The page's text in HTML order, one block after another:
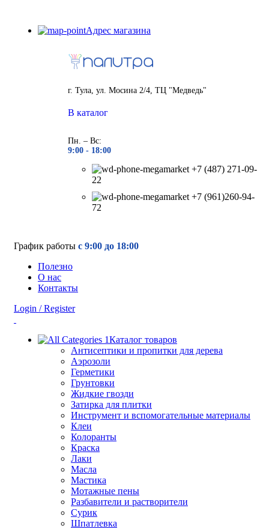
Адрес магазина
г. Тула, ул. Мосина 2/4, ТЦ "Медведь"
В каталог
Пн. – Вс:
9:00 - 18:00
+7 (487) 271-09-
22
+7 (961)260-94-
72
График работы с 9:00 до 18:00
Полезно
О нас
Контакты
Login / Register
Каталог товаров
Антисептики и пропитки для дерева
Аэрозоли
Герметики
Грунтовки
Жидкие гвозди
Затирка для плитки
Инструмент и вспомогательные материалы
Клеи
Колоранты
Краска
Лаки
Масла
Мастика
Мотажные пены
Разбавители и растворители
Сурик
Шпатлевка